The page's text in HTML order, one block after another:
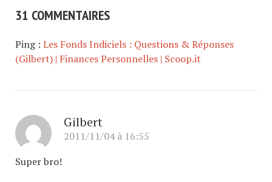
31 COMMENTAIRES
Ping : Les Fonds Indiciels : Questions & Réponses
(Gilbert) | Finances Personnelles | Scoop.it
Gilbert
2011/11/04 à 16:55
Super bro!